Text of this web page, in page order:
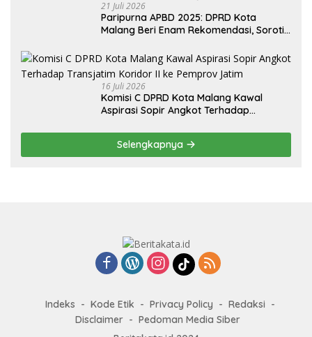
21 Juli 2026
Paripurna APBD 2025: DPRD Kota
Malang Beri Enam Rekomendasi, Soroti
16 Juli 2026
Komisi C DPRD Kota Malang Kawal
Aspirasi Sopir Angkot Terhadap
Selengkapnya
Indeks Kode Etik Privacy Policy
Redaksi
Disclaimer
Pedoman Media Siber